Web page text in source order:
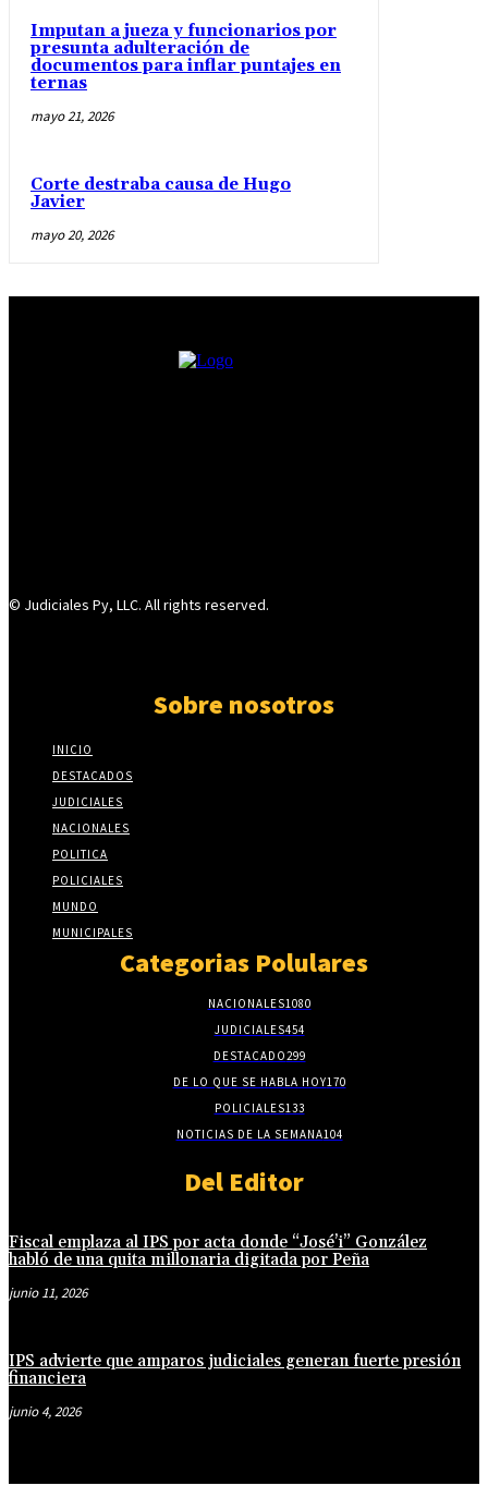
Imputan a jueza y funcionarios por
presunta adulteración de
documentos para inflar puntajes en
ternas
mayo 21, 2026
Corte destraba causa de Hugo
Javier
mayo 20, 2026
© Judiciales Py, LLC. All rights reserved.
Sobre nosotros
INICIO
DESTACADOS
JUDICIALES
NACIONALES
POLITICA
POLICIALES
MUNDO
MUNICIPALES
Categorias Polulares
NACIONALES1080
JUDICIALES454
DESTACADO299
DE LO QUE SE HABLA HOY170
POLICIALES133
NOTICIAS DE LA SEMANA104
Del Editor
Fiscal emplaza al IPS por acta donde “José’i” González
habló de una quita millonaria digitada por Peña
junio 11, 2026
IPS advierte que amparos judiciales generan fuerte presión
financiera
junio 4, 2026